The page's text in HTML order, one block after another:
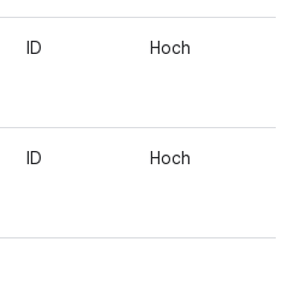
ID Hoch
ID Hoch